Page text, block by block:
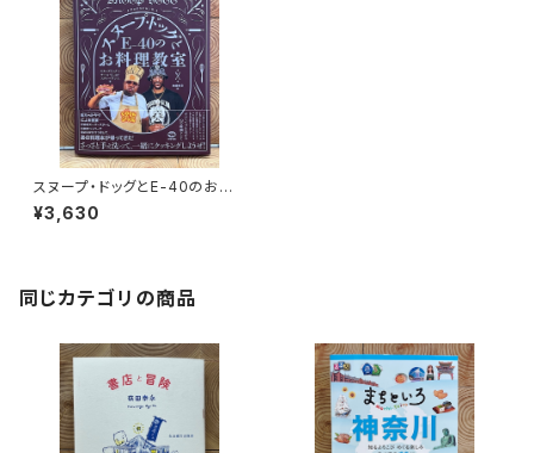
スヌープ・ドッグとE-40のお料
理教室
¥3,630
同じカテゴリの商品